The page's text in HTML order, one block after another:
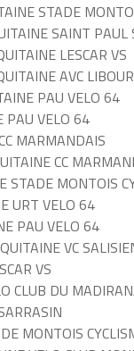
STADE
SAINT PAUL
LESCAR VS
AVC
PAU VELO 64
PAU VELO 64
MARMANDAIS
CC
STADE MONTOIS
URT VELO 64
PAU VELO 64
VC
VS
CLUB DU
MONTOIS